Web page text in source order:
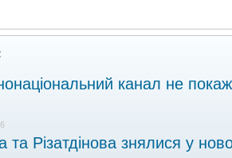
канал не
Різатдінова знялися у